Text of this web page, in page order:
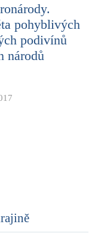
pohyblivých
podivínů
národů